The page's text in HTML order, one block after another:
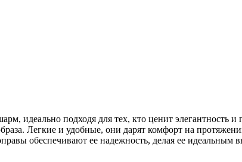
идеально подходя для тех, кто ценит
Легкие и удобные, они дарят комфорт на
обеспечивают ее надежность, делая ее идеальным